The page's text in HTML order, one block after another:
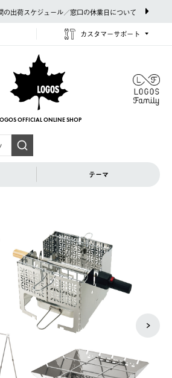
出荷スケジュール／窓口の休業日について
カスタマーサポート
OFFICIAL ONLINE SHOP
テーマ